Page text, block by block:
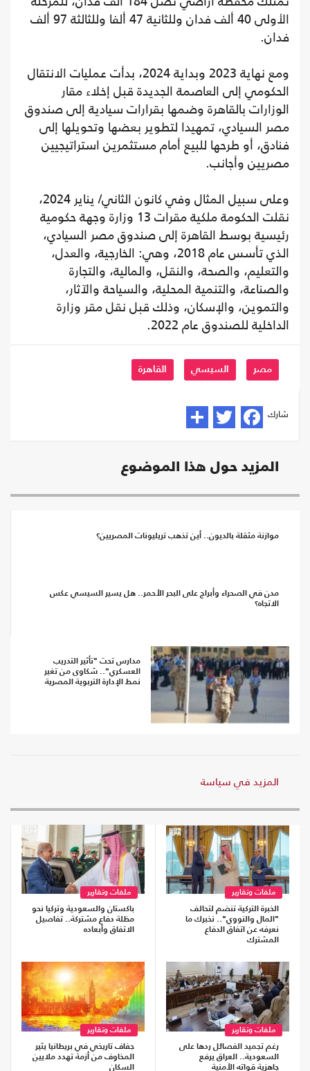
الأولى 40 ألف فدان وللثانية 47 ألفا وللثالثة 97 ألف
فدان.
ومع نهاية 2023 وبداية 2024، بدأت عمليات الانتقال
الحكومي إلى العاصمة الجديدة قبل إخلاء مقار
الوزارات بالقاهرة وضمها بقرارات سيادية إلى صندوق
مصر السيادي، تمهيدا لتطوير بعضها وتحويلها إلى
فنادق، أو طرحها للبيع أمام مستثمرين استراتيجيين
مصريين وأجانب.
وعلى سبيل المثال وفي كانون الثاني/ يناير 2024،
نقلت الحكومة ملكية مقرات 13 وزارة وجهة حكومية
رئيسية بوسط القاهرة إلى صندوق مصر السيادي،
الذي تأسس عام 2018، وهي: الخارجية، والعدل،
والتعليم، والصحة، والنقل، والمالية، والتجارة
والصناعة، والتنمية المحلية، والسياحة والآثار،
والتموين، والإسكان، وذلك قبل نقل مقر وزارة
الداخلية للصندوق عام 2022.
مصر السيسي القاهرة
شارك
المزيد حول هذا الموضوع
موازنة مثقلة بالديون.. أين تذهب تريليونات المصريين؟
مدن في الصحراء وأبراج على البحر الأحمر.. هل يسير السيسي عكس
الاتجاه؟
مدارس تحت "تأثير التدريب
العسكري".. شكاوى من تغير
نمط الإدارة التربوية المصرية
المزيد في سياسة
ملفات وتقارير
الخبرة التركية تنضم لتحالف
"المال والنووي".. نخبرك ما
نعرفه عن اتفاق الدفاع
المشترك
ملفات وتقارير
باكستان والسعودية وتركيا نحو
مظلة دفاع مشتركة.. تفاصيل
الاتفاق وأبعاده
ملفات وتقارير
رغم تجميد الفصائل ردها على
السعودية.. العراق يرفع
جاهزية قواته الأمنية
ملفات وتقارير
جفاف تاريخي في بريطانيا يثير
المخاوف من أزمة تهدد ملايين
السكان